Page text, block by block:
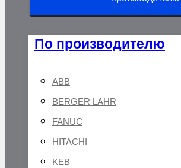
По производителю
ABB
BERGER LAHR
FANUC
HITACHI
KEB